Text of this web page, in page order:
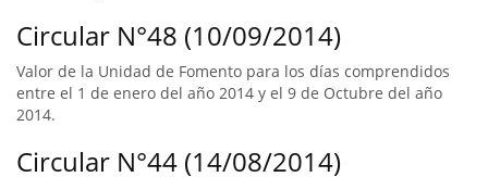
Circular N°48 (10/09/2014)
Valor de la Unidad de Fomento para los días comprendidos
entre el 1 de enero del año 2014 y el 9 de Octubre del año
2014.
Circular N°44 (14/08/2014)